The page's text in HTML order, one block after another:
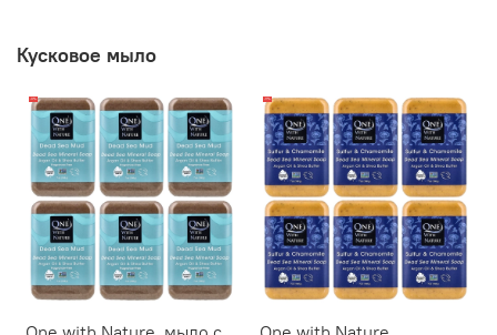
Кусковое мыло
-9% -11%